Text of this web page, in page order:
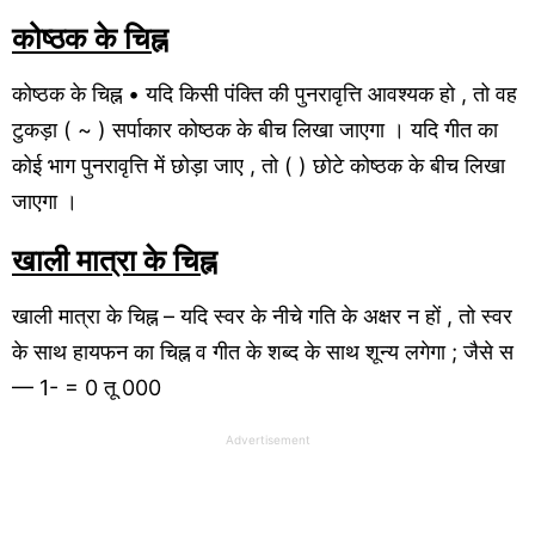
कोष्ठक के चिह्न
कोष्ठक के चिह्न • यदि किसी पंक्ति की पुनरावृत्ति आवश्यक हो , तो वह
टुकड़ा ( ~ ) सर्पाकार कोष्ठक के बीच लिखा जाएगा । यदि गीत का
कोई भाग पुनरावृत्ति में छोड़ा जाए , तो ( ) छोटे कोष्ठक के बीच लिखा
जाएगा ।
खाली मात्रा के चिह्न
खाली मात्रा के चिह्न – यदि स्वर के नीचे गति के अक्षर न हों , तो स्वर
के साथ हायफन का चिह्न व गीत के शब्द के साथ शून्य लगेगा ; जैसे स
— 1- = 0 तू 000
Advertisement